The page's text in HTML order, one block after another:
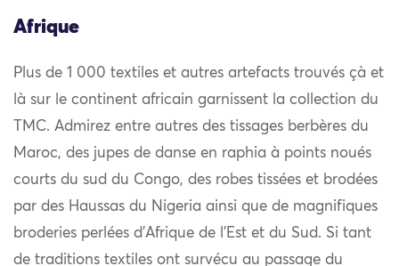
Afrique
Plus de 1 000 textiles et autres artefacts trouvés çà et
là sur le continent africain garnissent la collection du
TMC. Admirez entre autres des tissages berbères du
Maroc, des jupes de danse en raphia à points noués
courts du sud du Congo, des robes tissées et brodées
par des Haussas du Nigeria ainsi que de magnifiques
broderies perlées d’Afrique de l’Est et du Sud. Si tant
de traditions textiles ont survécu au passage du